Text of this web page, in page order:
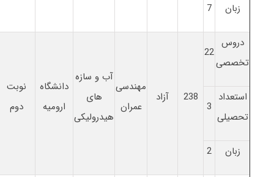
زبان 7
دروس
تخصصی
22
238 آزاد
مهندسی
عمران
آب و سازه
های
هیدرولیکی
دانشگاه
ارومیه
نوبت
دوم
استعداد
تحصیلی
3
زبان 2